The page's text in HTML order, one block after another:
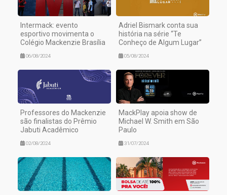
Intermack: evento
esportivo movimenta o
Colégio Mackenzie Brasília
06/08/2024
Adriel Bismark conta sua
história na série “Te
Conheço de Algum Lugar”
05/08/2024
Professores do Mackenzie
são finalistas do Prêmio
Jabuti Acadêmico
02/08/2024
MackPlay apoia show de
Michael W. Smith em São
Paulo
31/07/2024